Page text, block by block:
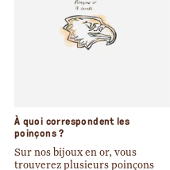
À quoi correspondent les
poinçons ?
Sur nos bijoux en or, vous
trouverez plusieurs poinçons